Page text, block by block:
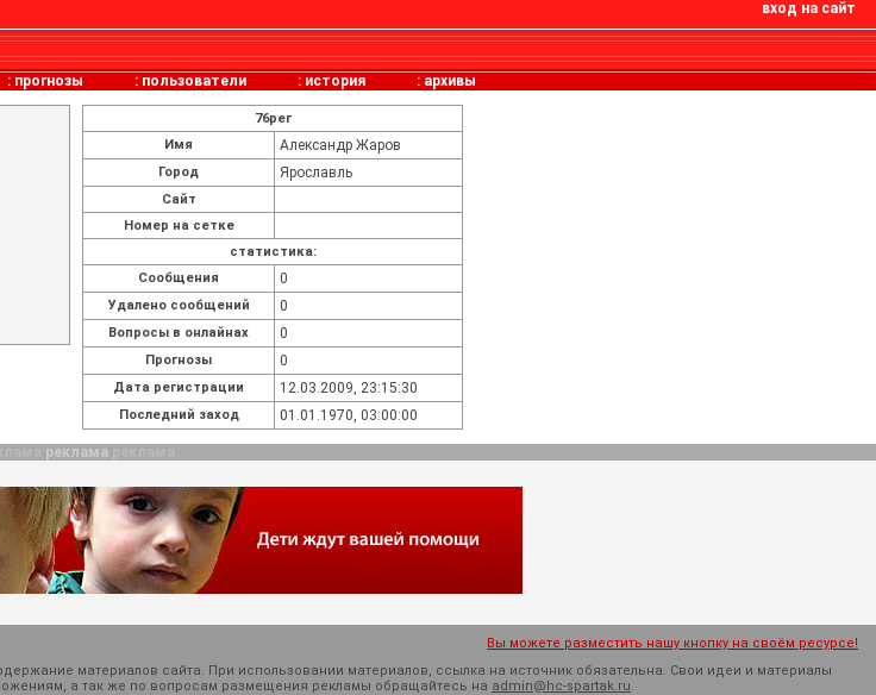
вход на сайт
: прогнозы : пользователи : история : архивы
76рег
Имя
Александр Жаров
Город Ярославль
Сайт
Номер на сетке
статистика:
Cообщения
0
Удалено сообщений 0
Вопросы в онлайнах 0
Прогнозы 0
Дата регистрации 12.03.2009, 23:15:30
Последний заход 01.01.1970, 03:00:00
реклама
Вы можете разместить нашу кнопку на своём ресурсе!
материалов сайта. При использовании материалов, ссылка на источник обязательна. Cвои идеи и материалы
а так же по вопросам размещения рекламы обращайтесь на admin@hc-spartak.ru.